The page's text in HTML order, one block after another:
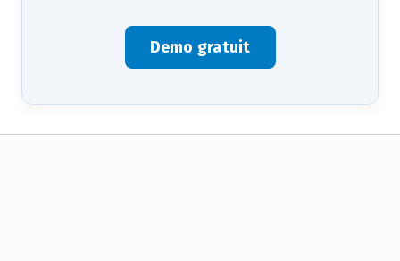
Demo gratuit